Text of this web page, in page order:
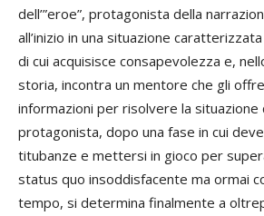
dell’”eroe”, protagonista della
all’inizio in una situazione
di cui acquisisce consapevolezza e,
storia, incontra un mentore che gli
informazioni per risolvere la situazione
protagonista, dopo una fase in cui
titubanze e mettersi in gioco per
status quo insoddisfacente ma ormai
tempo, si determina finalmente a